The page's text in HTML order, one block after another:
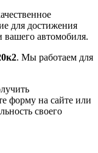
для достижения
вашего автомобиля.
. Мы работаем для
форму на сайте или
своего